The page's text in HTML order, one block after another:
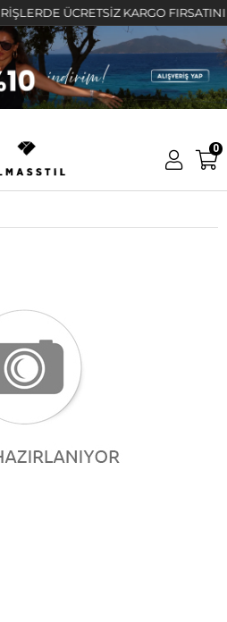
ÜCRETSİZ KARGO FIRSATINI
0